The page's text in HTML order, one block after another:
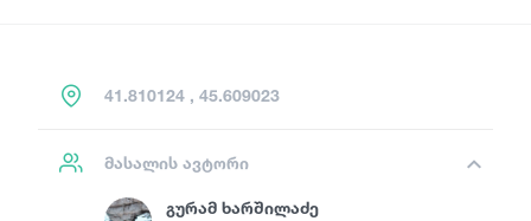
41.810124 , 45.609023
მასალის ავტორი
Გურამ Ხარშილაძე